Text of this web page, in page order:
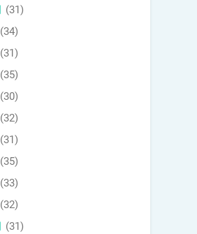
(31)
(34)
(31)
(35)
(30)
(32)
(31)
(35)
(33)
(32)
(31)